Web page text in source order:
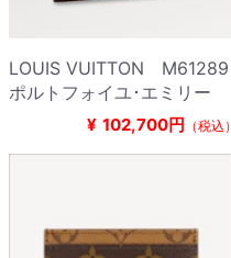
LOUIS VUITTON M61289
ポルトフォイユ･エミリー
¥ 102,700円 （税込）